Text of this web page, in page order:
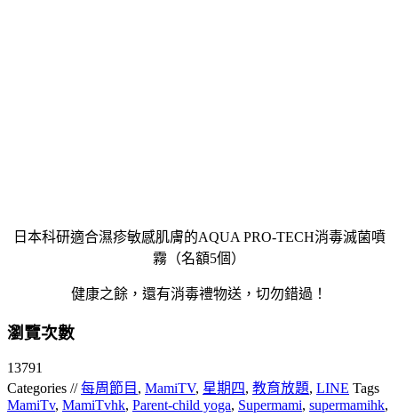
日本科研適合濕疹敏感肌膚的AQUA PRO-TECH消毒滅菌噴
霧（名額5個）
健康之餘，還有消毒禮物送，切勿錯過！
瀏覽次數
13791
Categories //每周節目 , MamiTV, 星期四, 教育放題, LINE Tags
MamiTv, MamiTvhk, Parent-child yoga, Supermami, supermamihk,